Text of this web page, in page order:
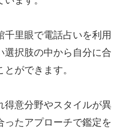
千里眼で電話占いを利用
選択肢の中から自分に合
ができます。
得意分野やスタイルが異
ったアプローチで鑑定を